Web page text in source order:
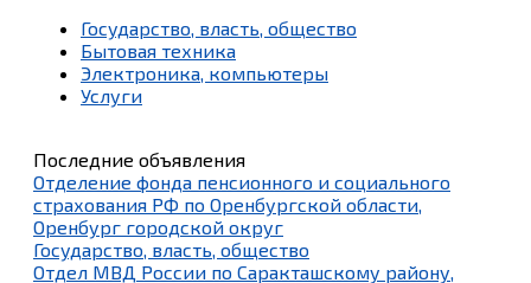
Государство, власть, общество
Бытовая техника
Электроника, компьютеры
Услуги
Последние объявления
Отделение фонда пенсионного и социального
страхования РФ по Оренбургской области,
Оренбург городской округ
Государство, власть, общество
Отдел МВД России по Саракташскому району,